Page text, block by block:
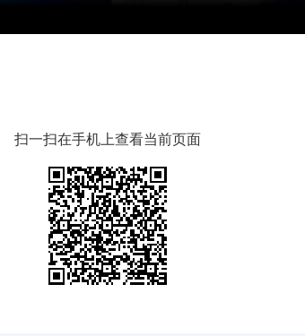
扫一扫在手机上查看当前页面